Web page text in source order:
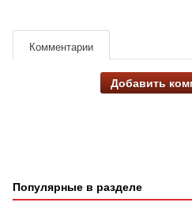
Комментарии
Добавить
Популярные в разделе